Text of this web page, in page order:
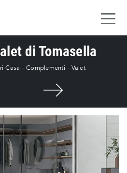
di Tomasella
Casa -Complementi - Valet